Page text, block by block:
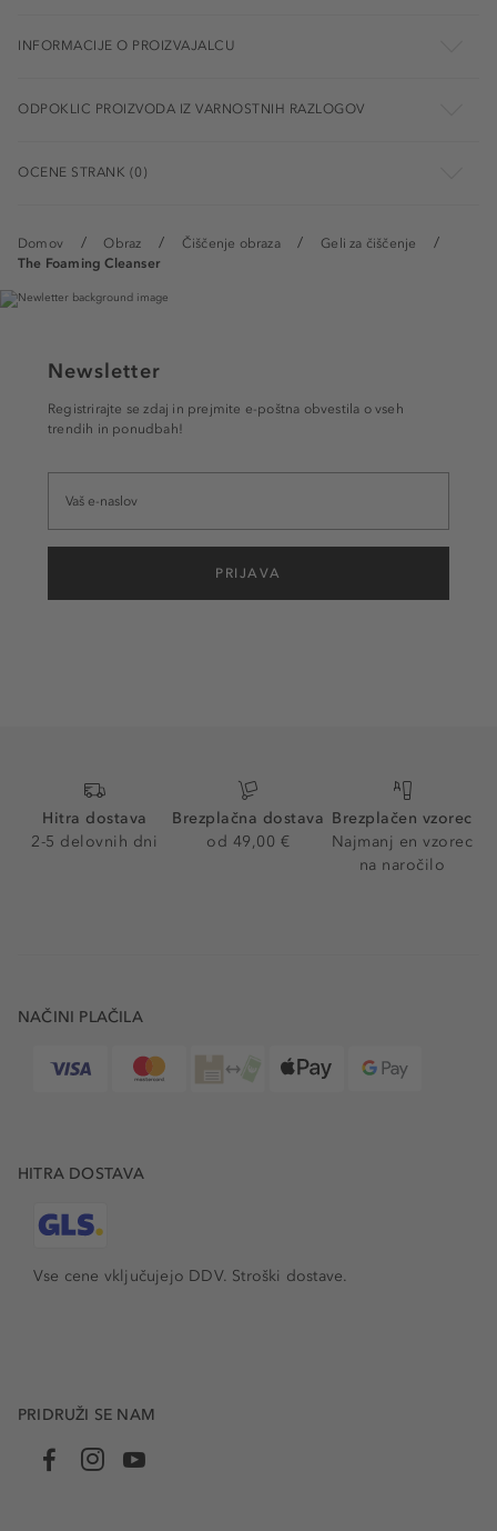
Domov Obraz Čiščenje obraza
Geli za čiščenje
The Foaming Cleanser
INFORMACIJE O PROIZVAJALCU
ODPOKLIC PROIZVODA IZ VARNOSTNIH RAZLOGOV
OCENE STRANK (0)
Newsletter
Registrirajte se zdaj in prejmite e-poštna obvestila o vseh
trendih in ponudbah!
PRIJAVA
Hitra dostava
2-5 delovnih dni
Brezplačna dostava
od 49,00 €
Brezplačen vzorec
Najmanj en vzorec
na naročilo
NAČINI PLAČILA
HITRA DOSTAVA
Vse cene vključujejo DDV. Stroški dostave.
PRIDRUŽI SE NAM